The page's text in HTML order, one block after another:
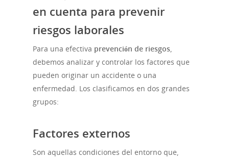
en cuenta para prevenir
riesgos laborales
Para una efectiva prevención de riesgos,
debemos analizar y controlar los factores que
pueden originar un accidente o una
enfermedad. Los clasificamos en dos grandes
grupos:
Factores externos
Son aquellas condiciones del entorno que,